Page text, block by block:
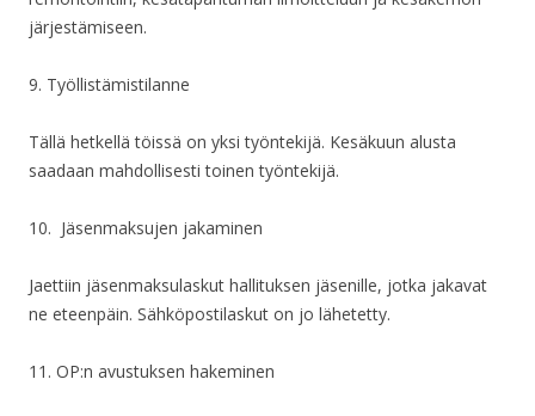
järjestämiseen.
9. Työllistämistilanne
Tällä hetkellä töissä on yksi työntekijä. Kesäkuun alusta
saadaan mahdollisesti toinen työntekijä.
10. Jäsenmaksujen jakaminen
Jaettiin jäsenmaksulaskut hallituksen jäsenille, jotka jakavat
ne eteenpäin. Sähköpostilaskut on jo lähetetty.
11. OP:n avustuksen hakeminen